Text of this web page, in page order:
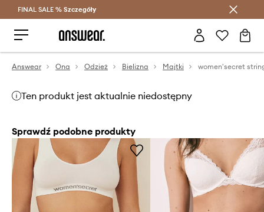
Oszczędzaj z Answear Club >
FINAL SALE % Szczegóły
Answear Ona Odzież Bielizna Majtki
Ten produkt jest aktualnie niedostępny
Sprawdź podobne produkty